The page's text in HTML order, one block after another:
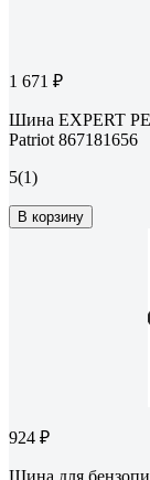
1 671 ₽
Шина EXPERT
Patriot 867181656
5(1)
В корзину
924 ₽